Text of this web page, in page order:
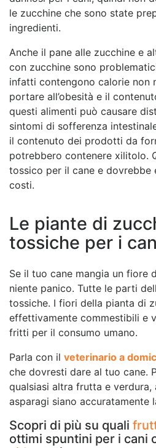
le zucchine che sono state
ingredienti.
Anche il pane alle zucchine e
con zucchine sono
infatti contengono calorie non
portare all’obesità e il
questi alimenti può causare
sintomi di sofferenza
il contenuto dei prodotti da
potrebbero contenere xilitolo.
tossico per il cane e dovrebbe
costi.
Le piante di
tossiche per i
Se il tuo cane mangia un fiore
niente panico. Tutte le parti
tossiche. I fiori della pianta di
effettivamente commestibili e
fritti per il consumo umano.
Parla con il veterinario a
che dovresti dare al tuo cane.
qualsiasi altra frutta e verdura,
asparagi siano accuratamente
Scopri di più su quali
ottimi spuntini per i cani